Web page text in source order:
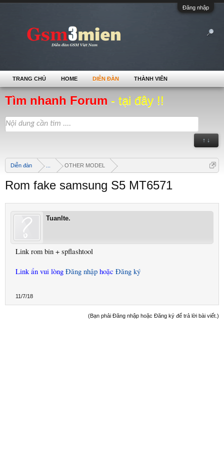
Đăng nhập
Tìm nhanh Forum - tại đây !!
↑ ↓
Diễn đàn OTHER MODEL
Rom fake samsung S5 MT6571
Tuanlte.
Link rom bin + spflashtool
Link ẩn vui lòng Đăng nhập hoặc Đăng ký
11/7/18
(Bạn phải Đăng nhập hoặc Đăng ký để trả lời bài viết.)
TRANG CHỦ HOME DIỄN ĐÀN THÀNH VIÊN